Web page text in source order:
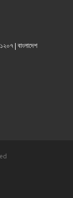
| বাংলাদেশ